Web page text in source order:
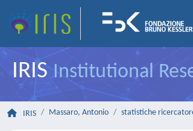
IRISInstitutional
IRIS Massaro, Antonio statistiche